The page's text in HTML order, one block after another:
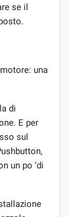
se il
una
di
E per
sul
un po ‘di